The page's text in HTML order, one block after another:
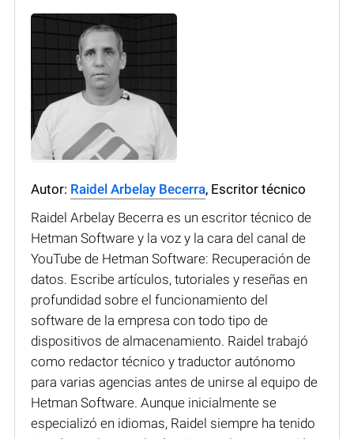
Autor: Raidel Arbelay Becerra, Escritor técnico
Raidel Arbelay Becerra es un escritor técnico de
Hetman Software y la voz y la cara del canal de
YouTube de Hetman Software: Recuperación de
datos. Escribe artículos, tutoriales y reseñas en
profundidad sobre el funcionamiento del
software de la empresa con todo tipo de
dispositivos de almacenamiento. Raidel trabajó
como redactor técnico y traductor autónomo
para varias agencias antes de unirse al equipo de
Hetman Software. Aunque inicialmente se
especializó en idiomas, Raidel siempre ha tenido